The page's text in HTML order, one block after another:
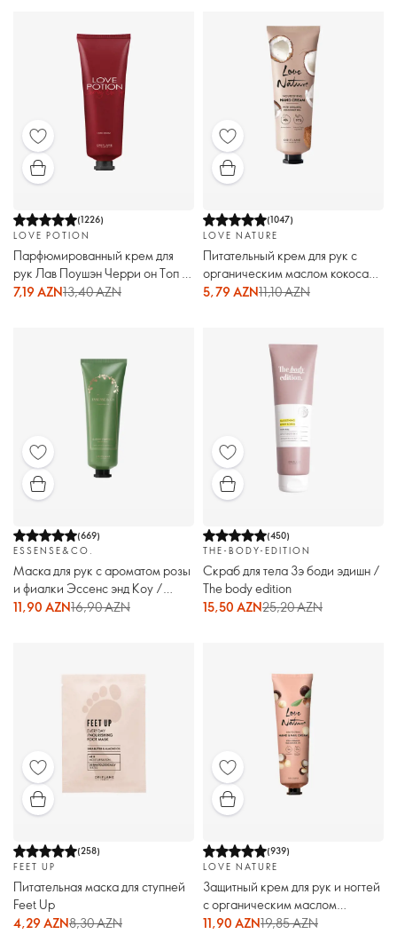
(1226)
LOVE POTION
Парфюмированный крем для
рук Лав Поушэн Черри он Топ /
Love Potion Cherry on Top
7,19 AZN13,40 AZN
(1047)
LOVE NATURE
Питательный крем для рук с
органическим маслом кокоса
Love Nature
5,79 AZN11,10 AZN
(669)
ESSENSE&CO.
Маска для рук с ароматом розы
и фиалки Эссенс энд Коу /
Essense & Co.
11,90 AZN16,90 AZN
(450)
THE-BODY-EDITION
Скраб для тела Зэ боди эдишн /
The body edition
15,50 AZN25,20 AZN
(258)
FEET UP
Питательная маска для ступней
Feet Up
4,29 AZN8,30 AZN
(939)
LOVE NATURE
Защитный крем для рук и ногтей
с органическим маслом
макадамии Love Nature.
11,90 AZN19,85 AZN